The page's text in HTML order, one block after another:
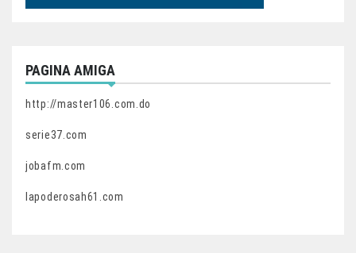
PAGINA AMIGA
http://master106.com.do
serie37.com
jobafm.com
lapoderosah61.com